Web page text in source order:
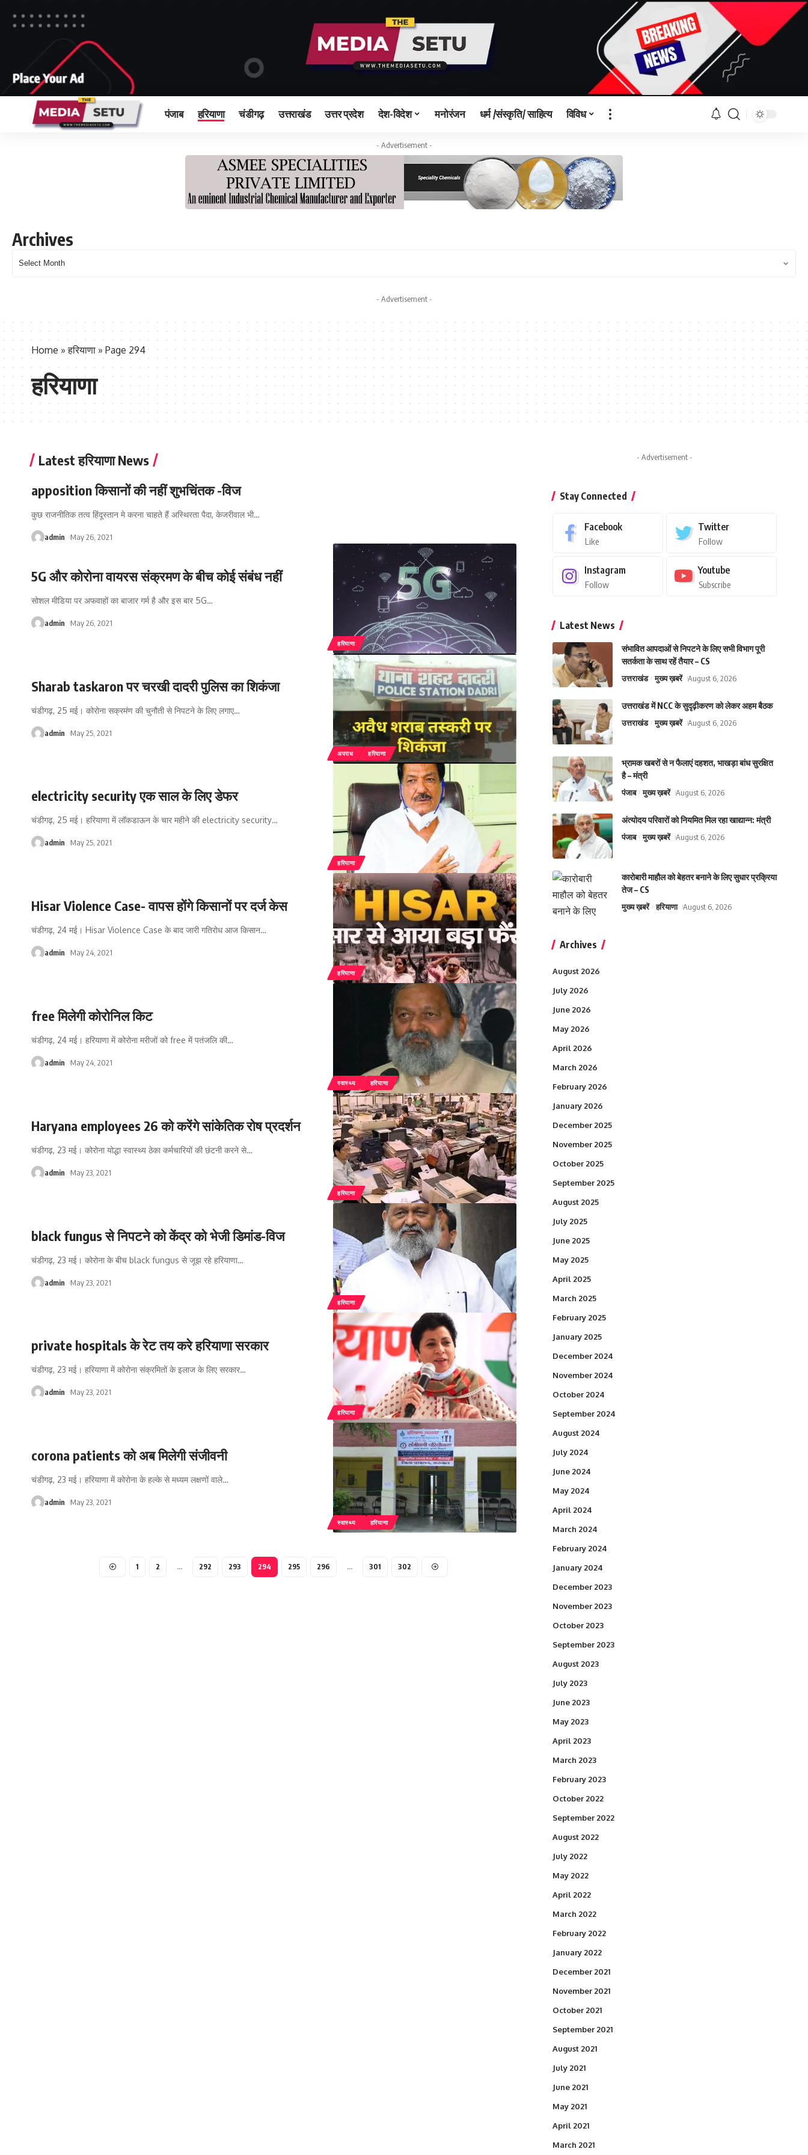
पंजाब हरियाणा चंडीगढ़ उत्तराखंड उत्तर प्रदेश देश-विदेश मनोरंजन धर्म /संस्कृति/ साहित्य विविध
- Advertisement -
Archives
- Advertisement -
Home»हरियाणा »Page 294
हरियाणा
Latest हरियाणा News
apposition किसानों की नहीं शुभचिंतक -विज
कुछ राजनीतिक तत्व हिंदूस्तान मे करना चाहते हैं अस्थिरता पैदा, केजरीवाल भी…
admin May 26, 2021
हरियाणा
5G और कोरोना वायरस संक्रमण के बीच कोई संबंध नहीं
सोशल मीडिया पर अफवाहों का बाजार गर्म है और इस बार 5G…
admin May 26, 2021
अपराध हरियाणा
Sharab taskaron पर चरखी दादरी पुलिस का शिकंजा
चंडीगढ़, 25 मई। कोरोना सक्रमंण की चुनौती से निपटने के लिए लगाए…
admin May 25, 2021
हरियाणा
electricity security एक साल के लिए डेफर
चंडीगढ़, 25 मई। हरियाणा में लॉकडाऊन के चार महीने की electricity security…
admin May 25, 2021
हरियाणा
Hisar Violence Case- वापस होंगे किसानों पर दर्ज केस
चंडीगढ़, 24 मई। Hisar Violence Case के बाद जारी गतिरोध आज किसान…
admin May 24, 2021
स्वास्थ्य हरियाणा
free मिलेगी कोरोनिल किट
चंडीगढ़, 24 मई। हरियाणा में कोरोना मरीजों को free में पतंजलि की…
admin May 24, 2021
हरियाणा
Haryana employees 26 को करेंगे सांकेतिक रोष प्रदर्शन
चंडीगढ़, 23 मई। कोरोना योद्धा स्वास्थ्य ठेका कर्मचारियों की छंटनी करने से…
admin May 23, 2021
हरियाणा
black fungus से निपटने को केंद्र को भेजी डिमांड-विज
चंडीगढ़, 23 मई। कोरोना के बीच black fungus से जूझ रहे हरियाणा…
admin May 23, 2021
हरियाणा
private hospitals के रेट तय करे हरियाणा सरकार
चंडीगढ़, 23 मई। हरियाणा में कोरोना संक्रमितों के इलाज के लिए सरकार…
admin May 23, 2021
स्वास्थ्य हरियाणा
corona patients को अब मिलेगी संजीवनी
चंडीगढ़, 23 मई। हरियाणा में कोरोना के हल्के से मध्यम लक्षणों वाले…
admin May 23, 2021
1 2 … 292 293 294 295 296 … 301 302
- Advertisement -
Stay Connected
Facebook
Like
Twitter
Follow
Instagram
Follow
Youtube
Subscribe
Latest News
संभावित आपदाओं से निपटने के लिए सभी विभाग पूरी
सतर्कता के साथ रहें तैयार – CS
उत्तराखंड मुख्य ख़बरें August 6, 2026
उत्तराखंड में NCC के सुदृढ़ीकरण को लेकर अहम बैठक
उत्तराखंड मुख्य ख़बरें August 6, 2026
भ्रामक खबरों से न फैलाएं दहशत, भाखड़ा बांध सुरक्षित
है – मंत्री
पंजाब मुख्य ख़बरें August 6, 2026
अंत्योदय परिवारों को नियमित मिल रहा खाद्यान्न: मंत्री
पंजाब मुख्य ख़बरें August 6, 2026
कारोबारी माहौल को बेहतर बनाने के लिए सुधार प्रक्रिया
तेज – CS
मुख्य ख़बरें हरियाणा August 6, 2026
Archives
August 2026
July 2026
June 2026
May 2026
April 2026
March 2026
February 2026
January 2026
December 2025
November 2025
October 2025
September 2025
August 2025
July 2025
June 2025
May 2025
April 2025
March 2025
February 2025
January 2025
December 2024
November 2024
October 2024
September 2024
August 2024
July 2024
June 2024
May 2024
April 2024
March 2024
February 2024
January 2024
December 2023
November 2023
October 2023
September 2023
August 2023
July 2023
June 2023
May 2023
April 2023
March 2023
February 2023
October 2022
September 2022
August 2022
July 2022
May 2022
April 2022
March 2022
February 2022
January 2022
December 2021
November 2021
October 2021
September 2021
August 2021
July 2021
June 2021
May 2021
April 2021
March 2021